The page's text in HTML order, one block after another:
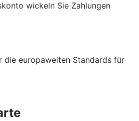
wickeln Sie Zahlungen
die europaweiten Standards für